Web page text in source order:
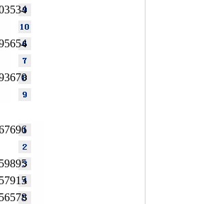
59895
57915
56578